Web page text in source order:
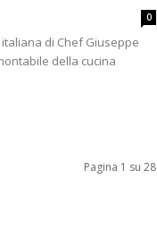
0
di Chef Giuseppe
della cucina
Pagina 1 su 28